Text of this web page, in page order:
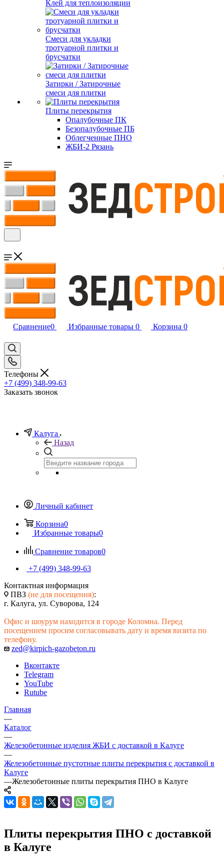
Клей для теплоизоляции
Смеси для укладки
тротуарной плитки и
брусчатки
Затирки / Затирочные
смеси для плитки
Плиты перекрытия
Опалубочные ПК
Безопалубочные ПБ
Облегченные ПНО
ЖБИ-2 Рязань
Сравнение0 Избранные товары 0 Корзина 0
Телефоны
+7 (499) 348-99-63
Заказать звонок
Калуга
Назад
Личный кабинет
Корзина0
Избранные товары0
Сравнение товаров0
+7 (499) 348-99-63
Контактная информация
ПВЗ (не для посещения):
г. Калуга, ул. Суворова, 124
Офис и шоурум находится в городе Коломна. Перед
посещением просим согласовывать дату и время визита по
телефону.
zed@kirpich-gazobeton.ru
Вконтакте
Telegram
YouTube
Rutube
Главная
—
Каталог
—
Железобетонные изделия ЖБИ с доставкой в Калуге
—
Железобетонные пустотные плиты перекрытия с доставкой в
Калуге
—Железобетонные плиты перекрытия ПНО в Калуге
Плиты перекрытия ПНО с доставкой
в Калуге